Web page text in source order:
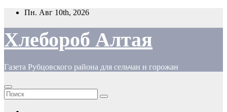
Перейти
содержимому
Пн. Авг 10th, 2026
Хлебороб Алтая
Газета Рубцовского района для сельчан и горожан